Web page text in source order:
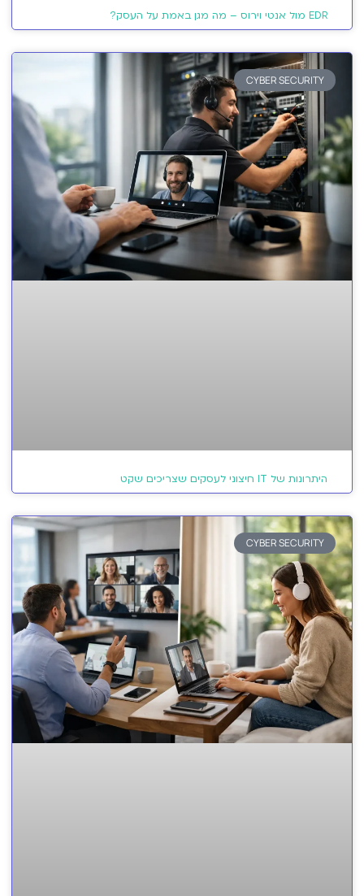
EDR מול אנטי וירוס – מה מגן באמת על העסק?
CYBER SECURITY
היתרונות של IT חיצוני לעסקים שצריכים שקט
CYBER SECURITY